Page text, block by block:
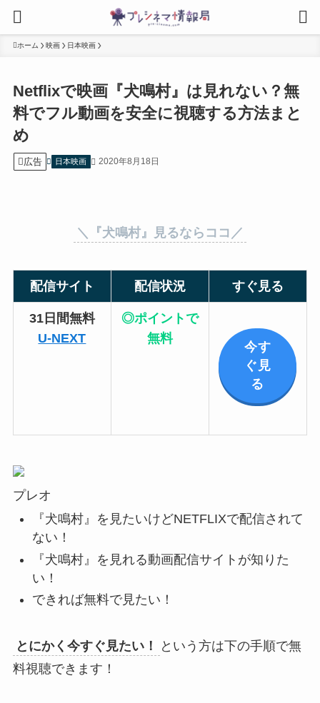
ホーム 映画 日本映画
Netflixで映画『犬鳴村』は見れない？無
料でフル動画を安全に視聴する方法まと
め
広告 日本映画 2020年8月18日
＼『犬鳴村』見るならココ／
配信サイト 配信状況 すぐ見る
31日間無料
U-NEXT
◎ポイントで
無料
今す
ぐ見
る
プレオ
『犬鳴村』を見たいけどNETFLIXで配信されて
ない！
『犬鳴村』を見れる動画配信サイトが知りた
い！
できれば無料で見たい！
とにかく今すぐ見たい！
という方は下の手順で無
料視聴できます！